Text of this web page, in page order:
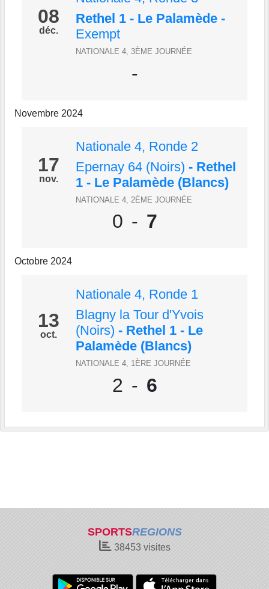
08
déc.
Rethel 1 - Le Palamède -
Exempt
NATIONALE 4, 3ÈME JOURNÉE
-
Novembre 2024
17
nov.
Nationale 4, Ronde 2
Epernay 64 (Noirs) - Rethel
1 - Le Palamède (Blancs)
NATIONALE 4, 2ÈME JOURNÉE
0 - 7
Octobre 2024
13
oct.
Nationale 4, Ronde 1
Blagny la Tour d'Yvois
(Noirs) - Rethel 1 - Le
Palamède (Blancs)
NATIONALE 4, 1ÈRE JOURNÉE
2 - 6
SPORTSREGIONS
38453visites